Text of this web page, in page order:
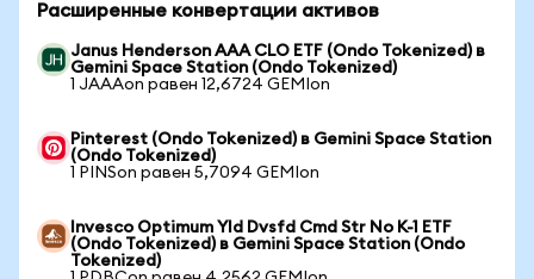
Расширенные конвертации активов
Janus Henderson AAA CLO ETF (Ondo Tokenized) в
Gemini Space Station (Ondo Tokenized)
1 JAAAon равен 12,6724 GEMIon
Pinterest (Ondo Tokenized) в Gemini Space Station
(Ondo Tokenized)
1 PINSon равен 5,7094 GEMIon
Invesco Optimum Yld Dvsfd Cmd Str No K-1 ETF
(Ondo Tokenized) в Gemini Space Station (Ondo
Tokenized)